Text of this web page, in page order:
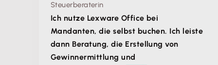
Steuerberaterin
Ich nutze Lexware Office bei
Mandanten, die selbst buchen. Ich leiste
dann Beratung, die Erstellung von
Gewinnermittlung und